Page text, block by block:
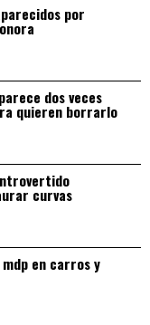
por
dos veces
quieren borrarlo
curvas
en carros y